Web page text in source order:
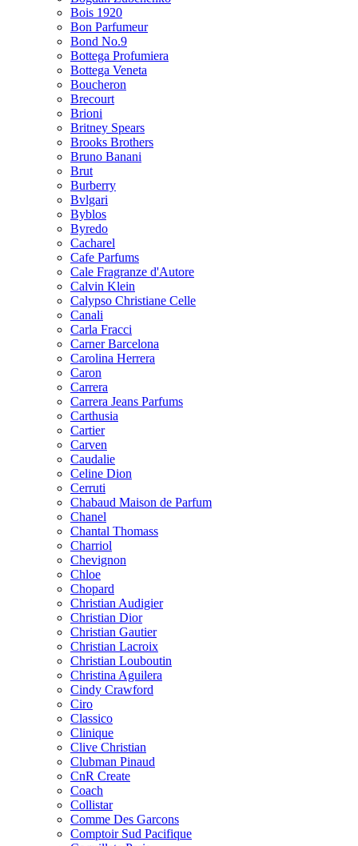
Bois 1920
Bon Parfumeur
Bond No.9
Bottega Profumiera
Bottega Veneta
Boucheron
Brecourt
Brioni
Britney Spears
Brooks Brothers
Bruno Banani
Brut
Burberry
Bvlgari
Byblos
Byredo
Cacharel
Cafe Parfums
Cale Fragranze d'Autore
Calvin Klein
Calypso Christiane Celle
Canali
Carla Fracci
Carner Barcelona
Carolina Herrera
Caron
Carrera
Carrera Jeans Parfums
Carthusia
Cartier
Carven
Caudalie
Celine Dion
Cerruti
Chabaud Maison de Parfum
Chanel
Chantal Thomass
Charriol
Chevignon
Chloe
Chopard
Christian Audigier
Christian Dior
Christian Gautier
Christian Lacroix
Christian Louboutin
Christina Aguilera
Cindy Crawford
Ciro
Classico
Clinique
Clive Christian
Clubman Pinaud
CnR Create
Coach
Collistar
Comme Des Garcons
Comptoir Sud Pacifique